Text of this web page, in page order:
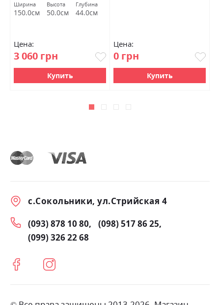
Ширина
150.0см
Высота
50.0см
Глубина
44.0см
Цена:
3 060 грн
Купить
Цена:
0 грн
Купить
с.Сокольники, ул.Стрийская 4
(093) 878 10 80
(098) 517 86 25
(099) 326 22 68